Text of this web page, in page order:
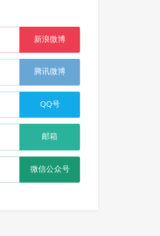
新浪微博
腾讯微博
QQ号
邮箱
微信公众号